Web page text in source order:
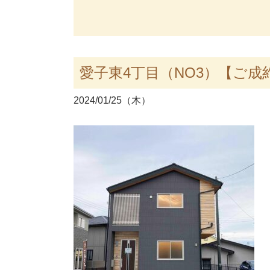
愛子東4丁目（NO3）【ご成
2024/01/25（木）